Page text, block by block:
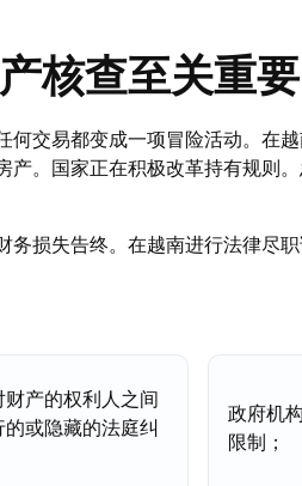
核查至关重要
交易都变成一项冒险活动。在
。国家正在积极改革持有规则
损失告终。在越南进行法律尽
财产的权利人之间
的或隐藏的法庭纠
政府机
限制；